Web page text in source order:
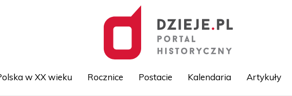
w XX wieku Rocznice Postacie Kalendaria Artykuły